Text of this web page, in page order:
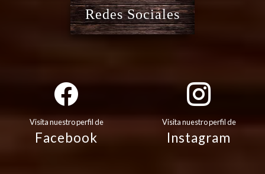
Redes Sociales
Visita nuestro perfil de
Facebook
Visita nuestro perfil de
Instagram